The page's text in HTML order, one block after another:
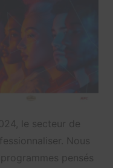
le secteur de
Nous
pensés